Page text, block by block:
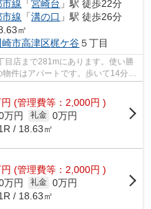
線 「宮崎台 」駅 徒歩22分
線 「溝の口 」駅 徒歩26分
㎡
崎市高津区梶ケ谷５丁目
目店まで281mにあります。使い勝
件はアパートです。歩いて14分ほ
円 (管理費等：2,000円 )
万円 礼金 0万円
/ 18.63㎡
円 (管理費等：2,000円 )
万円 礼金 0万円
/ 18.63㎡